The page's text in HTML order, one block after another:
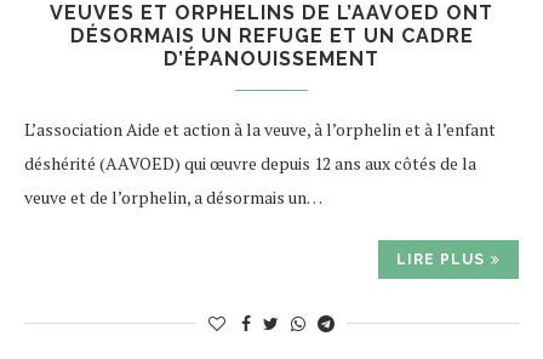
VEUVES ET ORPHELINS DE L’AAVOED ONT
DÉSORMAIS UN REFUGE ET UN CADRE
D’ÉPANOUISSEMENT
L’association Aide et action à la veuve, à l’orphelin et à l’enfant
déshérité (AAVOED) qui œuvre depuis 12 ans aux côtés de la
veuve et de l’orphelin, a désormais un…
LIRE PLUS